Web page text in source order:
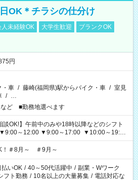
OK＊チラシの仕分け
人未経験OK 大学生歓迎
ブランクOK
円
・車 / 藤崎(福岡県)駅からバイク・車 / 室見
/ …
など ■勤務地選べます
談OK!】午前中のみや18時以降などのシフト
▼9:00～12:00 ▼9:00～17:00 ▼10:00～19:00
！＃8月～ ＃9月～
払いOK / 40～50代活躍中 / 副業・Wワーク
フト勤務 / 10名以上の大量募集 / 電話対応な